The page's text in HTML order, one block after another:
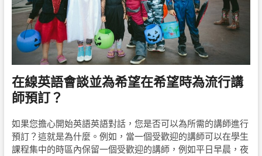
在線英語會談並為希望在希望時為流行講
師預訂？
如果您擔心開始英語英語對話，您是否可以為所需的講師進行
預訂？這就是為什麼。例如，當一個受歡迎的講師可以在學生
課程集中的時區內保留一個受歡迎的講師，例如平日早晨，夜